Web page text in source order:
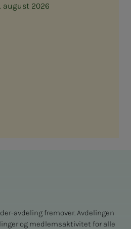
august 2026
avdeling fremover. Avdelingen
og medlemsaktivitet for alle